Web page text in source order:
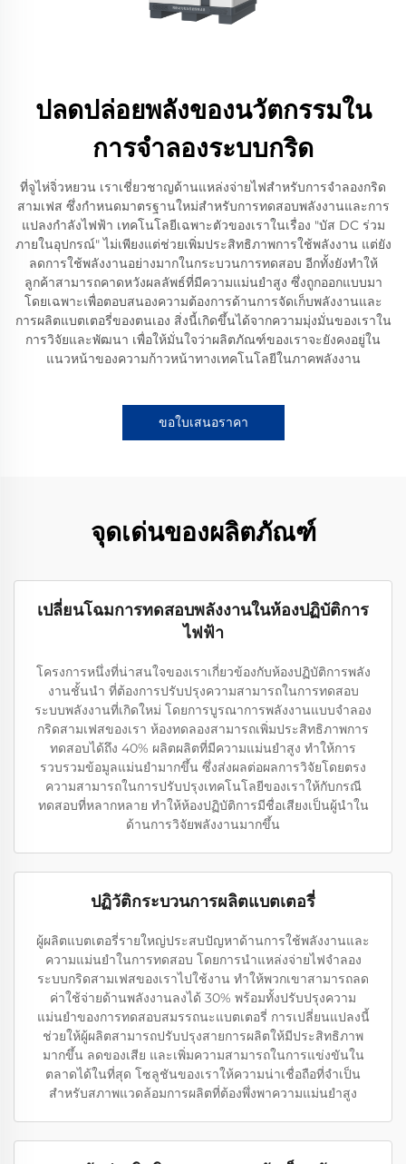
ปลดปล่อยพลังของนวัตกรรมใน
การจำลองระบบกริด
ที่จูไห่จิ่วหยวน เราเชี่ยวชาญด้านแหล่งจ่ายไฟสำหรับการจำลองกริด
สามเฟส ซึ่งกำหนดมาตรฐานใหม่สำหรับการทดสอบพลังงานและการ
แปลงกำลังไฟฟ้า เทคโนโลยีเฉพาะตัวของเราในเรื่อง "บัส DC ร่วม
ภายในอุปกรณ์" ไม่เพียงแต่ช่วยเพิ่มประสิทธิภาพการใช้พลังงาน แต่ยัง
ลดการใช้พลังงานอย่างมากในกระบวนการทดสอบ อีกทั้งยังทำให้
ลูกค้าสามารถคาดหวังผลลัพธ์ที่มีความแม่นยำสูง ซึ่งถูกออกแบบมา
โดยเฉพาะเพื่อตอบสนองความต้องการด้านการจัดเก็บพลังงานและ
การผลิตแบตเตอรี่ของตนเอง สิ่งนี้เกิดขึ้นได้จากความมุ่งมั่นของเราใน
การวิจัยและพัฒนา เพื่อให้มั่นใจว่าผลิตภัณฑ์ของเราจะยังคงอยู่ใน
แนวหน้าของความก้าวหน้าทางเทคโนโลยีในภาคพลังงาน
ขอใบเสนอราคา
จุดเด่นของผลิตภัณฑ์
เปลี่ยนโฉมการทดสอบพลังงานในห้องปฏิบัติการ
ไฟฟ้า
โครงการหนึ่งที่น่าสนใจของเราเกี่ยวข้องกับห้องปฏิบัติการพลัง
งานชั้นนํา ที่ต้องการปรับปรุงความสามารถในการทดสอบ
ระบบพลังงานที่เกิดใหม่ โดยการบูรณาการพลังงานแบบจําลอง
กริดสามเฟสของเรา ห้องทดลองสามารถเพิ่มประสิทธิภาพการ
ทดสอบได้ถึง 40% ผลิตผลิตที่มีความแม่นยําสูง ทําให้การ
รวบรวมข้อมูลแม่นยํามากขึ้น ซึ่งส่งผลต่อผลการวิจัยโดยตรง
ความสามารถในการปรับปรุงเทคโนโลยีของเราให้กับกรณี
ทดสอบที่หลากหลาย ทําให้ห้องปฏิบัติการมีชื่อเสียงเป็นผู้นําใน
ด้านการวิจัยพลังงานมากขึ้น
ปฏิวัติกระบวนการผลิตแบตเตอรี่
ผู้ผลิตแบตเตอรี่รายใหญ่ประสบปัญหาด้านการใช้พลังงานและ
ความแม่นยำในการทดสอบ โดยการนำแหล่งจ่ายไฟจำลอง
ระบบกริดสามเฟสของเราไปใช้งาน ทำให้พวกเขาสามารถลด
ค่าใช้จ่ายด้านพลังงานลงได้ 30% พร้อมทั้งปรับปรุงความ
แม่นยำของการทดสอบสมรรถนะแบตเตอรี่ การเปลี่ยนแปลงนี้
ช่วยให้ผู้ผลิตสามารถปรับปรุงสายการผลิตให้มีประสิทธิภาพ
มากขึ้น ลดของเสีย และเพิ่มความสามารถในการแข่งขันใน
ตลาดได้ในที่สุด โซลูชันของเราให้ความน่าเชื่อถือที่จำเป็น
สำหรับสภาพแวดล้อมการผลิตที่ต้องพึ่งพาความแม่นยำสูง